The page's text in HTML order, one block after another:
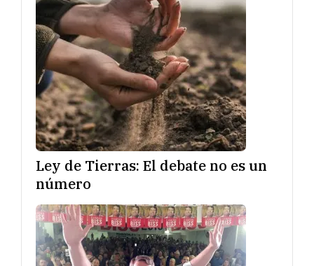
Ley de Tierras: El debate no es un
número